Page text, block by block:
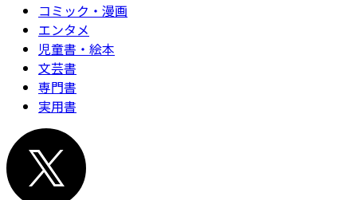
コミック・漫画
エンタメ
児童書・絵本
文芸書
専門書
実用書